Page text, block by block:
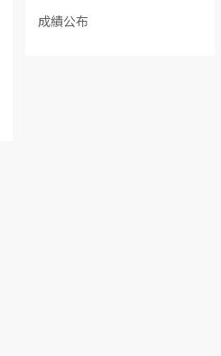
成績公布